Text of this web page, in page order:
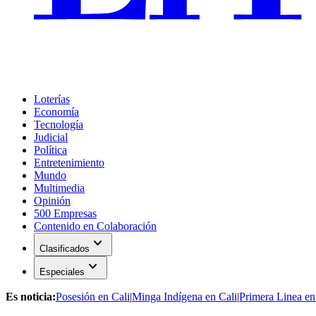
Loterías
Economía
Tecnología
Judicial
Política
Entretenimiento
Mundo
Multimedia
Opinión
500 Empresas
Contenido en Colaboración
Clasificados expand_more
Especiales expand_more
Es noticia:Posesión en Cali|Minga Indígena en Cali|Primera Linea